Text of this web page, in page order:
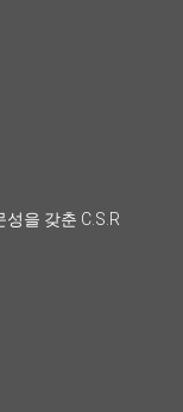
을 갖춘 C.S.R